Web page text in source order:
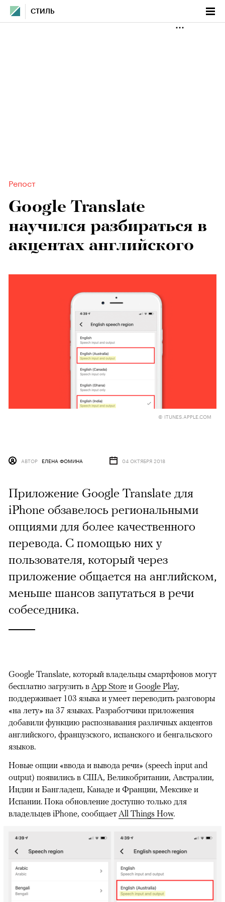
СТИЛЬ
Репост
Google Translate
научился разбираться в
акцентах английского
© ITUNES.APPLE.COM
АВТОР ЕЛЕНА ФОМИНА 04 ОКТЯБРЯ 2018
Приложение Google Translate для
iPhone обзавелось региональными
опциями для более качественного
перевода. С помощью них у
пользователя, который через
приложение общается на английском,
меньше шансов запутаться в речи
собеседника.
Google Translate, который владельцы смартфонов могут
бесплатно загрузить в App Store и Google Play,
поддерживает 103 языка и умеет переводить разговоры
«на лету» на 37 языках. Разработчики приложения
добавили функцию распознавания различных акцентов
английского, французского, испанского и бенгальского
языков.
Новые опции «ввода и вывода речи» (speech input and
output) появились в США, Великобритании, Австралии,
Индии и Бангладеш, Канаде и Франции, Мексике и
Испании. Пока обновление доступно только для
владельцев iPhone, сообщает All Things How.